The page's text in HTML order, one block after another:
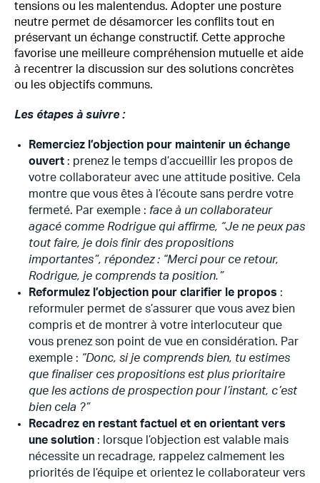
tensions ou les malentendus. Adopter une posture
neutre permet de désamorcer les conflits tout en
préservant un échange constructif. Cette approche
favorise une meilleure compréhension mutuelle et aide
à recentrer la discussion sur des solutions concrètes
ou les objectifs communs.
Les étapes à suivre :
Remerciez l’objection pour maintenir un échange
ouvert : prenez le temps d’accueillir les propos de
votre collaborateur avec une attitude positive. Cela
montre que vous êtes à l’écoute sans perdre votre
fermeté. Par exemple : face à un collaborateur
agacé comme Rodrigue qui affirme, “Je ne peux pas
tout faire, je dois finir des propositions
importantes”, répondez : “Merci pour ce retour,
Rodrigue, je comprends ta position.”
Reformulez l’objection pour clarifier le propos :
reformuler permet de s’assurer que vous avez bien
compris et de montrer à votre interlocuteur que
vous prenez son point de vue en considération. Par
exemple : “Donc, si je comprends bien, tu estimes
que finaliser ces propositions est plus prioritaire
que les actions de prospection pour l’instant, c’est
bien cela ?”
Recadrez en restant factuel et en orientant vers
une solution : lorsque l’objection est valable mais
nécessite un recadrage, rappelez calmement les
priorités de l’équipe et orientez le collaborateur vers